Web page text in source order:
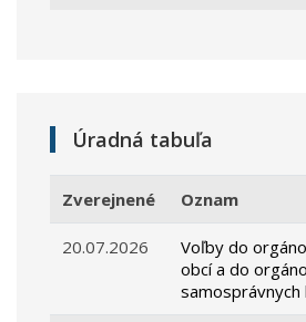
Úradná tabuľa
Zverejnené Oznam
20.07.2026
Voľby do
obcí a do